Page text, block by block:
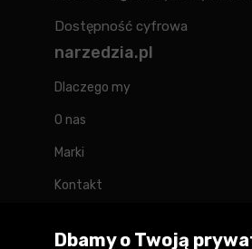
Dostępność cyfrowa
narzedzia.pl
Dlaczego my
O nas
Marki
Kontakt
Dbamy o Twoją